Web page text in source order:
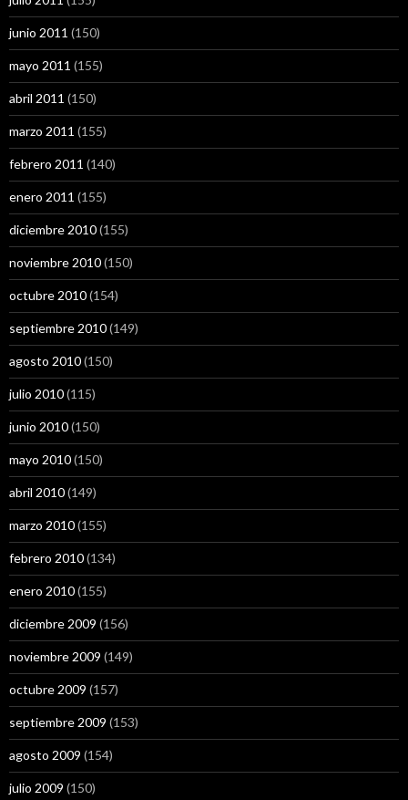
junio 2011 (150)
mayo 2011 (155)
abril 2011 (150)
marzo 2011 (155)
febrero 2011 (140)
enero 2011 (155)
diciembre 2010(155)
noviembre 2010(150)
octubre 2010(154)
septiembre 2010(149)
agosto 2010(150)
julio 2010(115)
junio 2010(150)
mayo 2010(150)
abril 2010(149)
marzo 2010(155)
febrero 2010(134)
enero 2010(155)
diciembre 2009 (156)
noviembre 2009 (149)
octubre 2009 (157)
septiembre 2009 (153)
agosto 2009 (154)
julio 2009 (150)